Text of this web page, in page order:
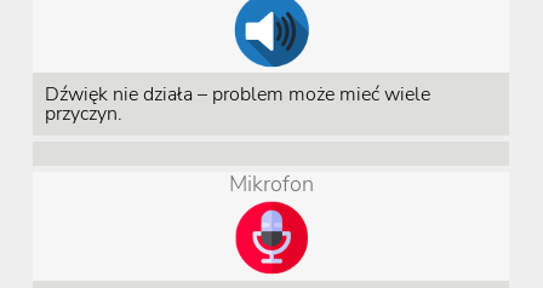
Dźwięk nie działa – problem może mieć wiele
przyczyn.
Mikrofon